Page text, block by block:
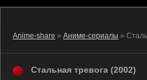
Anime-share » Аниме-сериалы »
Стальная тревога (2002)